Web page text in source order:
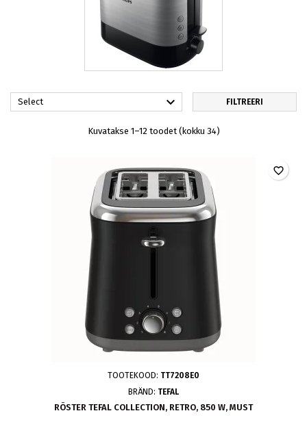
Select  FILTREERI
Kuvatakse 1–12 toodet (kokku 34)
TOOTEKOOD: TT7208E0
BRÄND: TEFAL
RÖSTER TEFAL COLLECTION, RETRO, 850 W, MUST
favorite_border